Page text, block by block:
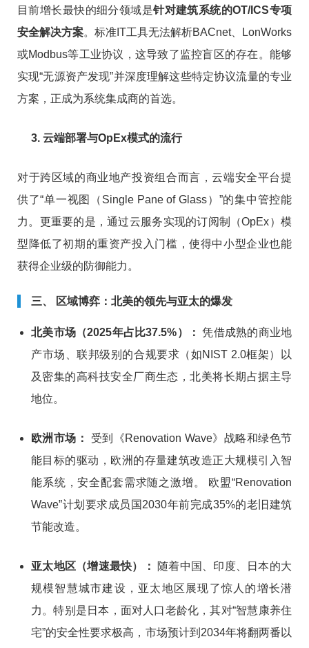
目前增长最快的细分领域是针对建筑系统的OT/ICS专项
安全解决方案。标准IT工具无法解析BACnet、LonWorks
或Modbus等工业协议，这导致了监控盲区的存在。能够
实现“无源资产发现”并深度理解这些特定协议流量的专业
方案，正成为系统集成商的首选。
3. 云端部署与OpEx模式的流行
对于跨区域的商业地产投资组合而言，云端安全平台提
供了“单一视图（Single Pane of Glass）”的集中管控能
力。更重要的是，通过云服务实现的订阅制（OpEx）模
型降低了初期的重资产投入门槛，使得中小型企业也能
获得企业级的防御能力。
三、 区域博弈：北美的领先与亚太的爆发
北美市场（2025年占比37.5%）： 凭借成熟的商业地
产市场、联邦级别的合规要求（如NIST 2.0框架）以
及密集的高科技安全厂商生态，北美将长期占据主导
地位。
欧洲市场：
受到《Renovation Wave》战略和绿色节
能目标的驱动，欧洲的存量建筑改造正大规模引入智
能系统，安全配套需求随之激增。 欧盟“Renovation
Wave”计划要求成员国2030年前完成35%的老旧建筑
节能改造。
亚太地区（增速最快）：
随着中国、印度、日本的大
规模智慧城市建设，亚太地区展现了惊人的增长潜
力。特别是日本，面对人口老龄化，其对“智慧康养住
宅”的安全性要求极高，市场预计到2034年将翻两番以